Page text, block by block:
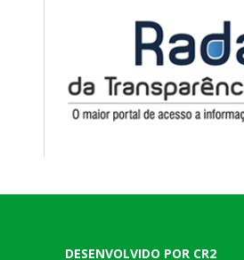
DESENVOLVIDO POR CR2